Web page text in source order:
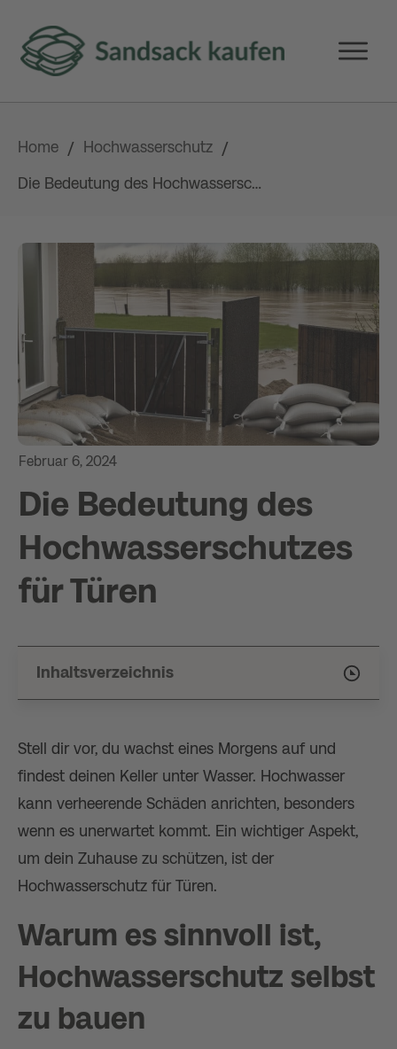
Home / Hochwasserschutz /
Die Bedeutung des Hochwasserschutzes für Türen
Februar 6, 2024
Die Bedeutung des
Hochwasserschutzes
für Türen
Inhaltsverzeichnis
Stell dir vor, du wachst eines Morgens auf und
findest deinen Keller unter Wasser. Hochwasser
kann verheerende Schäden anrichten, besonders
wenn es unerwartet kommt. Ein wichtiger Aspekt,
um dein Zuhause zu schützen, ist der
Hochwasserschutz für Türen.
Warum es sinnvoll ist,
Hochwasserschutz selbst
zu bauen